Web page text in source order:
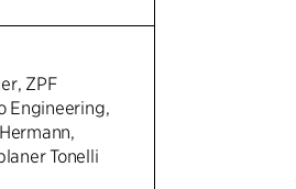
ZPF
Engineering,
Tonelli